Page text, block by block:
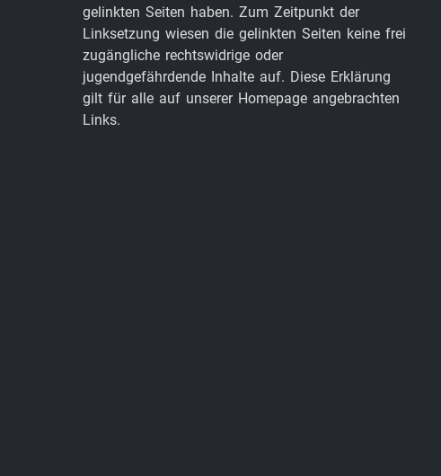
gelinkten Seiten haben. Zum Zeitpunkt der
Linksetzung wiesen die gelinkten Seiten keine frei
zugängliche rechtswidrige oder
jugendgefährdende Inhalte auf. Diese Erklärung
gilt für alle auf unserer Homepage angebrachten
Links.